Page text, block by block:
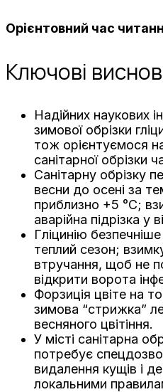
Орієнтовний час
Ключові
Надійних наукових
зимової обрізки
тож орієнтуємося
санітарної обрізки
Санітарну обрізку
весни до осені за
приблизно +5 °C;
аварійна підрізка у
Гліцинію
теплий сезон;
втручання, щоб не
відкрити ворота
Форзиція цвіте на
зимова “стрижка”
весняного цвітіння.
У місті санітарна
потребує
видалення кущів і
локальними